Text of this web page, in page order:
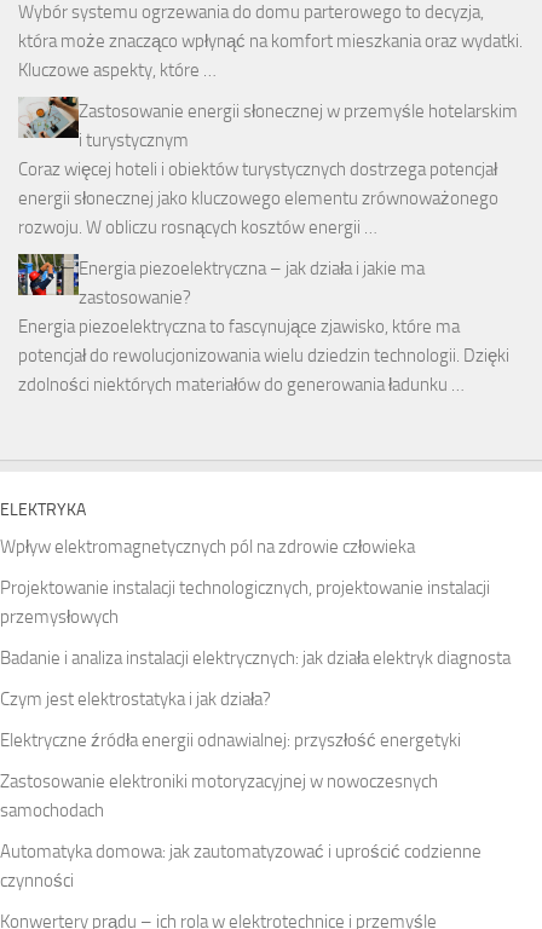
Wybór systemu ogrzewania do domu parterowego to decyzja,
która może znacząco wpłynąć na komfort mieszkania oraz wydatki.
Kluczowe aspekty, które …
Zastosowanie energii słonecznej w przemyśle hotelarskim
i turystycznym
Coraz więcej hoteli i obiektów turystycznych dostrzega potencjał
energii słonecznej jako kluczowego elementu zrównoważonego
rozwoju. W obliczu rosnących kosztów energii …
Energia piezoelektryczna – jak działa i jakie ma
zastosowanie?
Energia piezoelektryczna to fascynujące zjawisko, które ma
potencjał do rewolucjonizowania wielu dziedzin technologii. Dzięki
zdolności niektórych materiałów do generowania ładunku …
ELEKTRYKA
Wpływ elektromagnetycznych pól na zdrowie człowieka
Projektowanie instalacji technologicznych, projektowanie instalacji
przemysłowych
Badanie i analiza instalacji elektrycznych: jak działa elektryk diagnosta
Czym jest elektrostatyka i jak działa?
Elektryczne źródła energii odnawialnej: przyszłość energetyki
Zastosowanie elektroniki motoryzacyjnej w nowoczesnych
samochodach
Automatyka domowa: jak zautomatyzować i uprościć codzienne
czynności
Konwertery prądu – ich rola w elektrotechnice i przemyśle